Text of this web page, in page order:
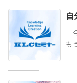
自
も